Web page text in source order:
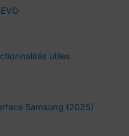
utiles
Samsung (2025)